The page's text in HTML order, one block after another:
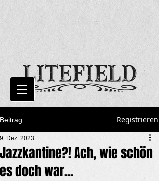
Beitrag Registrieren
Jazzkantine?! Ach, wie schön
es doch war...
9. Dez. 2023